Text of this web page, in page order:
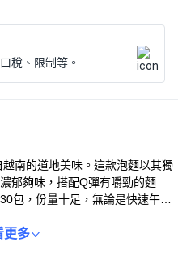
稅、限制等。
南的道地美味。這款泡麵以其獨
郁夠味，搭配Q彈有嚼勁的麵
包，份量十足，無論是快速午
地都能品嚐到來自越南的道地風
更多